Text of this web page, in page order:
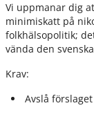
Vi uppmanar dig
minimiskatt på
folkhälsopolitik;
vända den
Krav:
Avslå